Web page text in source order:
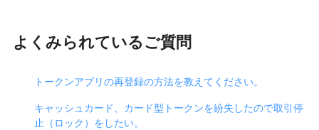
よくみられているご質問
トークンアプリの再登録の方法を教えてください。
キャッシュカード、カード型トークンを紛失したので取引停
止（ロック）をしたい。